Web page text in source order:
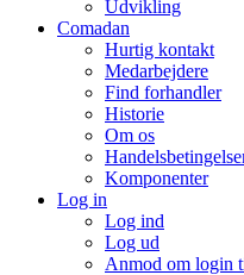
Udvikling
Comadan
Hurtig kontakt
Medarbejdere
Find forhandler
Historie
Om os
Komponenter
Log in
Log ind
Log ud
Anmod om login